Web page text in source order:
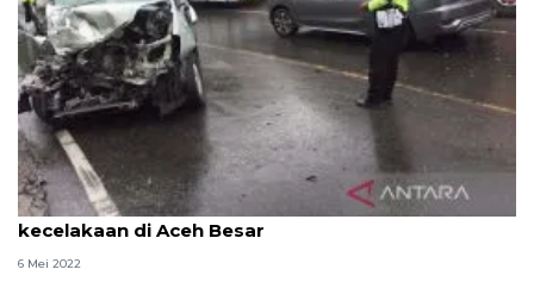
Polda Aceh sebut empat orang terluka dalam
kecelakaan di Aceh Besar
6 Mei 2022